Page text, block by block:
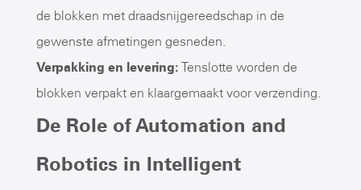
de blokken met draadsnijgereedschap in de
gewenste afmetingen gesneden.
Verpakking en levering: Tenslotte worden de
blokken verpakt en klaargemaakt voor verzending.
De Role of Automation and
Robotics in Intelligent